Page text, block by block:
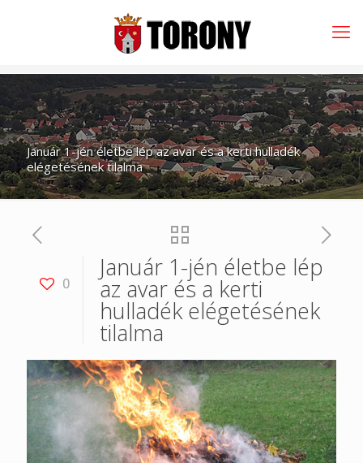
Január 1-jén életbe lép az avar és a kerti hulladék
elégetésének tilalma
0
Január 1-jén életbe lép
az avar és a kerti
hulladék elégetésének
tilalma